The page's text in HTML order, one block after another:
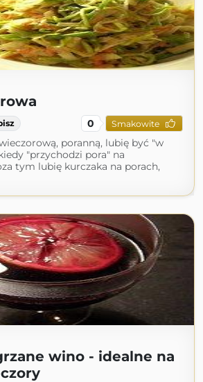
0 Smakowite
poranną, lubię być "w
"przychodzi pora" na
tym lubię kurczaka na porach,
wino - idealne na